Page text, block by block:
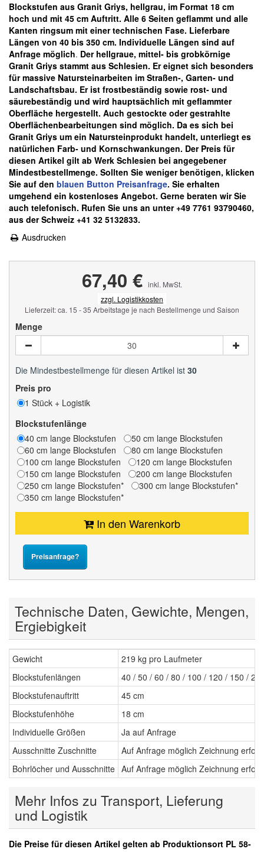
Blockstufen aus Granit Griys, hellgrau, im Format 18 cm
hoch und mit 45 cm Auftritt. Alle 6 Seiten geflammt und alle
Kanten ringsum mit einer technischen Fase. Lieferbare
Längen von 40 bis 350 cm. Individuelle Längen sind auf
Anfrage möglich. Der hellgraue, mittel- bis grobkörnige
Granit Griys stammt aus Schlesien. Er eignet sich besonders
für massive Natursteinarbeiten im Straßen-, Garten- und
Landschaftsbau. Er ist frostbeständig sowie rost- und
säurebeständig und wird hauptsächlich mit geflammter
Oberfläche hergestellt. Auch gestockte oder gestrahlte
Oberflächenbearbeitungen sind möglich. Da es sich bei
Granit Griys um ein Natursteinprodukt handelt, unterliegt es
natürlichen Farb- und Kornschwankungen. Der Preis für
diesen Artikel gilt ab Werk Schlesien bei angegebener
Mindestbestellmenge. Sollten Sie weniger benötigen, klicken
Sie auf den blauen Button Preisanfrage. Sie erhalten
umgehend ein kostenloses Angebot. Gerne beraten wir Sie
auch telefonisch. Rufen Sie uns an unter +49 7761 93790460,
aus der Schweiz +41 32 5132833.
Ausdrucken
67,40 € inkl. MwSt.
zzgl. Logistikkosten
Lieferzeit: ca. 15 - 35 Arbeitstage je nach Bestellmenge und Saison
Menge
Die Mindestbestellmenge für diesen Artikel ist 30
Preis pro
1 Stück + Logistik
Blockstufenlänge
40 cm lange Blockstufen
50 cm lange Blockstufen
60 cm lange Blockstufen
80 cm lange Blockstufen
100 cm lange Blockstufen
120 cm lange Blockstufen
150 cm lange Blockstufen
200 cm lange Blockstufen
250 cm lange Blockstufen*
300 cm lange Blockstufen*
350 cm lange Blockstufen*
In den Warenkorb
Preisanfrage?
Technische Daten, Gewichte, Mengen,
Ergiebigkeit
Gewicht
219 kg pro Laufmeter
Blockstufenlängen
40 / 50 / 60 / 80 / 100 / 120 / 150 /
Blockstufenauftritt
45 cm
Blockstufenhöhe
18 cm
Individuelle Größen
Ja auf Anfrage
Ausschnitte Zuschnitte
Auf Anfrage möglich Zeichnung
Bohrlöcher und Ausschnitte Auf Anfrage möglich Zeichnung
Mehr Infos zu Transport, Lieferung
und Logistik
Die Preise für diesen Artikel gelten ab Produktionsort PL 58-